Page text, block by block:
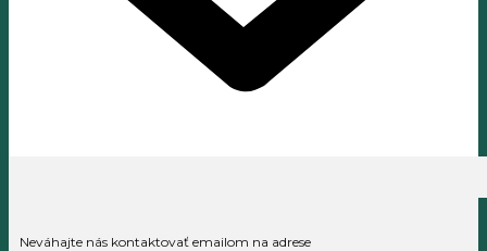
Neváhajte nás kontaktovať emailom na adrese